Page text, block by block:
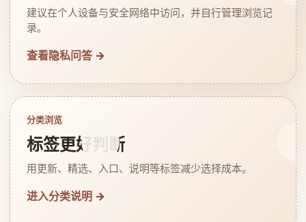
建议在个人设备与安全网络中访问，并自行管理浏览记
录。
查看隐私问答 →
分类浏览
标签更好判断
用更新、精选、入口、说明等标签减少选择成本。
进入分类说明 →